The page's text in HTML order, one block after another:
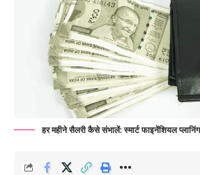
हर महीने सैलरी कैसे संभालें: स्मार्ट फाइनेंशियल